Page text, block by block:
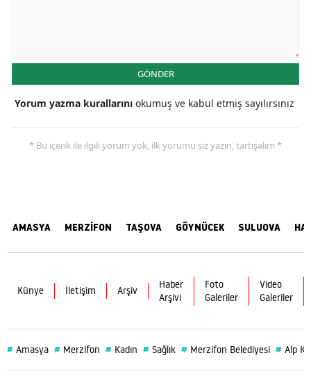
GÖNDER
Yorum yazma kurallarını okumuş ve kabul etmiş sayılırsınız
* Bu içerik ile ilgili yorum yok, ilk yorumu siz yazın, tartışalım *
AMASYA MERZİFON TAŞOVA GÖYNÜCEK SULUOVA
Künye İletişim Arşiv
Haber
Arşivi
Foto
Galeriler
Video
Galeriler
# Amasya # Merzifon # Kadın # Sağlık # Merzifon Belediyesi # Alp